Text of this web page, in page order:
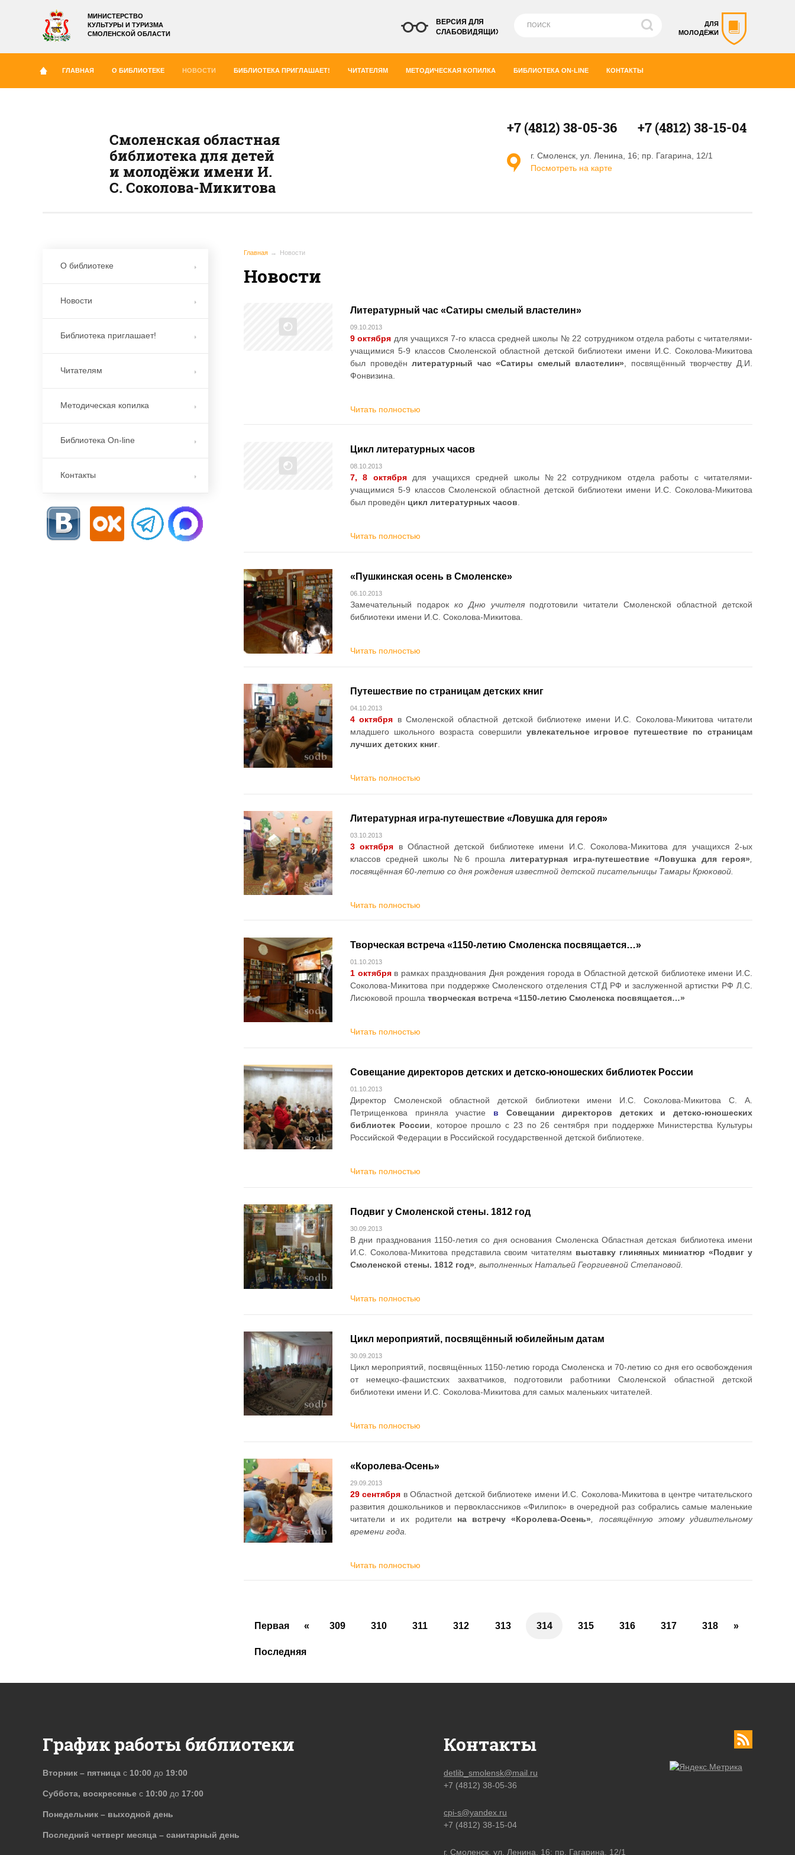
МИНИСТЕРСТВО
КУЛЬТУРЫ И ТУРИЗМА
СМОЛЕНСКОЙ ОБЛАСТИ
ДЛЯ
МОЛОДЁЖИ
ВЕРСИЯ ДЛЯ
СЛАБОВИДЯЩИХ
ГЛАВНАЯ О БИБЛИОТЕКЕ НОВОСТИ БИБЛИОТЕКА ПРИГЛАШАЕТ! ЧИТАТЕЛЯМ МЕТОДИЧЕСКАЯ КОПИЛКА БИБЛИОТЕКА ON-LINE КОНТАКТЫ
Смоленская областная
библиотека для детей
и молодёжи имени И.
С. Соколова-Микитова
+7 (4812) 38-05-36 +7 (4812) 38-15-04
г. Смоленск, ул. Ленина, 16; пр. Гагарина, 12/1
Посмотреть на карте
Главная Новости
Новости
Литературный час «Сатиры смелый властелин»
09.10.2013
9 октября для учащихся 7-го класса средней школы № 22 сотрудником отдела работы с читателями-
учащимися 5-9 классов Смоленской областной детской библиотеки имени И.С. Соколова-Микитова
был проведёнлитературный час «Сатиры смелый властелин» , посвящённый творчеству Д.И.
Фонвизина.
Читать полностью
Цикл литературных часов
08.10.2013
7, 8 октябрядля учащихся средней школы №22 сотрудником отдела работы с читателями-
учащимися 5-9 классов Смоленской областной детской библиотеки имени И.С. Соколова-Микитова
был проведён цикл литературных часов.
Читать полностью
«Пушкинская осень в Смоленске»
06.10.2013
Замечательный подарок ко Дню учителяподготовили читатели Смоленской областной детской
библиотеки имени И.С. Соколова-Микитова.
Читать полностью
Путешествие по страницам детских книг
04.10.2013
4 октября в Смоленской областной детской библиотеке имени И.С. Соколова-Микитова читатели
младшего школьного возраста совершили увлекательное игровое путешествие по страницам
лучших детских книг
Читать полностью
Литературная игра-путешествие «Ловушка для героя»
03.10.2013
3 октября в Областной детской библиотеке имени И.С. Соколова-Микитова для учащихся 2-ых
классов средней школы №6 прошла литературная игра-путешествие «Ловушка для героя»
посвящённая 60-летию со дня рождения известной детской писательницы Тамары Крюковой.
Читать полностью
Творческая встреча «1150-летию Смоленска посвящается…»
01.10.2013
1 октября в рамках празднования Дня рождения города в Областной детской библиотеке имени И.С.
Соколова-Микитова при поддержке Смоленского отделения СТД РФ и заслуженной артистки РФ Л.С.
Лисюковой прошла творческая встреча «1150-летию Смоленска посвящается…»
Читать полностью
Совещание директоров детских и детско-юношеских библиотек России
01.10.2013
Директор Смоленской областной детской библиотеки имени И.С. Соколова-Микитова С. А.
Петрищенкова приняла участие в Совещании директоров детских и детско-юношеских
библиотек России, которое прошло с 23 по 26 сентября при поддержке Министерства Культуры
Российской Федерации в Российской государственной детской библиотеке.
Читать полностью
Подвиг у Смоленской стены. 1812 год
30.09.2013
В дни празднования 1150-летия со дня основания Смоленска Областная детская библиотека имени
И.С. Соколова-Микитова представила своим читателям выставку глиняных миниатюр «Подвиг у
Смоленской стены. 1812 год» , выполненных Натальей Георгиевной Степановой.
Читать полностью
Цикл мероприятий, посвящённый юбилейным датам
30.09.2013
Цикл мероприятий, посвящённых 1150-летию города Смоленска и 70-летию со дня его освобождения
от немецко-фашистских захватчиков, подготовили работники Смоленской областной детской
библиотеки имени И.С. Соколова-Микитова для самых маленьких читателей.
Читать полностью
«Королева-Осень»
29.09.2013
29 сентября в Областной детской библиотеке имени И.С. Соколова-Микитова в центре читательского
развития дошкольников и первоклассников «Филипок» в очередной раз собрались самые маленькие
читатели и их родители на встречу «Королева-Осень» , посвящённую этому удивительному
времени года.
Читать полностью
Первая « 309 310 311 312 313 314 315 316 317 318 »
Последняя
О библиотеке
Новости
Библиотека приглашает!
Читателям
Методическая копилка
Библиотека On-line
Контакты
Контакты
detlib_smolensk@mail.ru
+7 (4812) 38-05-36
cpi-s@yandex.ru
+7 (4812) 38-15-04
г. Смоленск, ул. Ленина, 16; пр. Гагарина, 12/1
График работы библиотеки
Вторник – пятница с 10:00 до 19:00
Суббота, воскресенье с 10:00 до 17:00
Понедельник – выходной день
Последний четверг месяца – санитарный день